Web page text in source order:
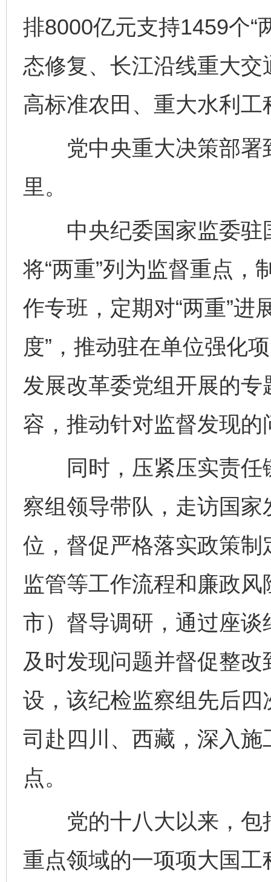
排8000亿元支持1459个“
态修复、长江沿线重大
高标准农田、重大水利工
党中央重大决策部署
里。
中央纪委国家监委驻
将“两重”列为监督重点，
作专班，定期对“两重”进
度”，推动驻在单位强化
发展改革委党组开展的专
容，推动针对监督发现
同时，压紧压实责任
察组领导带队，走访国
位，督促严格落实政策
监管等工作流程和廉政
市）督导调研，通过座
及时发现问题并督促整
设，该纪检监察组先后
司赴四川、西藏，深入
点。
党的十八大以来，包
重点领域的一项项大国